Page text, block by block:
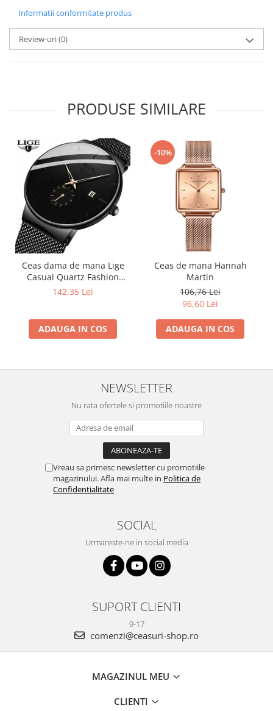
Informatii conformitate produs
Review-uri(0)
PRODUSE SIMILARE
Ceas dama de mana Lige
Casual Quartz Fashion
Analog Negru
142,35 Lei
ADAUGA IN COS
-10%
Ceas de mana Hannah
Martin
106,76 Lei
96,60 Lei
ADAUGA IN COS
NEWSLETTER
Nu rata ofertele si promotiile noastre
Vreau sa primesc newsletter cu promotiile
magazinului. Afla mai multe in Politica de
Confidentialitate
SOCIAL
Urmareste-ne in social media
SUPORT CLIENTI
9-17
comenzi@ceasuri-shop.ro
MAGAZINUL MEU
CLIENTI